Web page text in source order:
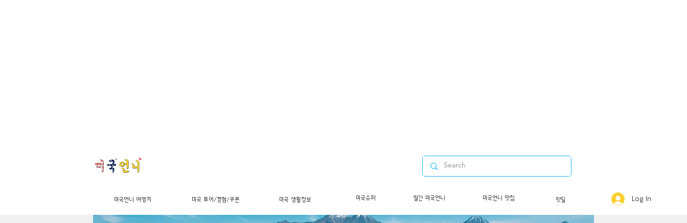
미국언니 여행지 미국 투어/경험/쿠폰 미국 생활정보 미국슈퍼 월간 미국언니 미국언니 맛집 핫딜 Log In